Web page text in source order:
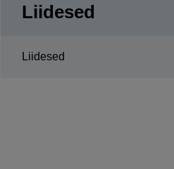
Liidesed
Liidesed